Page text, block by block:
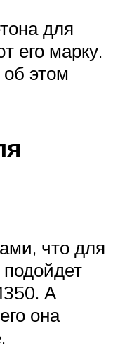
для
его марку.
об этом
что для
А
она